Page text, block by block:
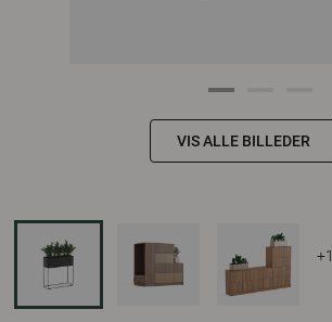
VIS ALLE BILLEDER
+1